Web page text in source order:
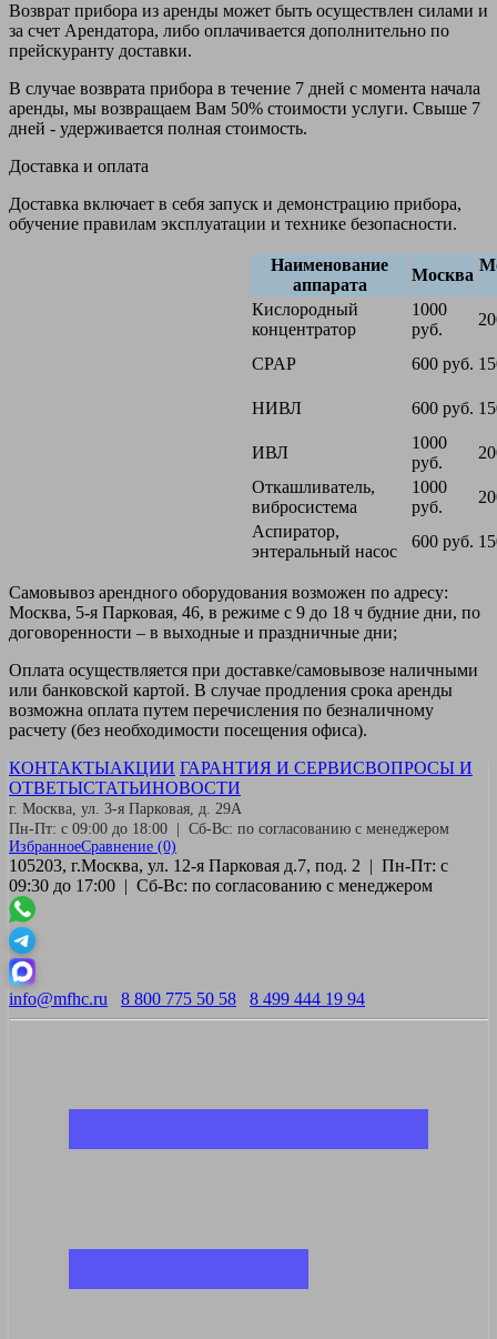
Возврат прибора из аренды может быть осуществлен силами и
за счет Арендатора, либо оплачивается дополнительно по
прейскуранту доставки.
В случае возврата прибора в течение 7 дней с момента начала
аренды, мы возвращаем Вам 50% стоимости услуги. Свыше 7
дней - удерживается полная стоимость.
Доставка и оплата
Доставка включает в себя запуск и демонстрацию прибора,
обучение правилам эксплуатации и технике безопасности.
Наименование
аппарата
Москва
Кислородный
концентратор
1000
руб.
CPAP 600 руб.
НИВЛ 600 руб.
ИВЛ
1000
руб.
Откашливатель,
вибросистема
1000
руб.
Аспиратор,
энтеральный насос
600 руб.
Самовывоз арендного оборудования возможен по адресу:
Москва, 5-я Парковая, 46, в режиме с 9 до 18 ч будние дни, по
договоренности – в выходные и праздничные дни;
Оплата осуществляется при доставке/самовывозе наличными
или банковской картой. В случае продления срока аренды
возможна оплата путем перечисления по безналичному
расчету (без необходимости посещения офиса).
КОНТАКТЫАКЦИИ ГАРАНТИЯ И СЕРВИСВОПРОСЫ И
ОТВЕТЫСТАТЬИНОВОСТИ
г. Москва, ул. 3-я Парковая, д. 29А
Пн-Пт: с 09:00 до 18:00 | Сб-Вс: по согласованию с менеджером
ИзбранноеСравнение (0)
105203, г.Москва, ул. 12-я Парковая д.7, под. 2 | Пн-Пт: с
09:30 до 17:00 | Сб-Вс: по согласованию с менеджером
info@mfhc.ru 8 800 775 50 58 8 499 444 19 94